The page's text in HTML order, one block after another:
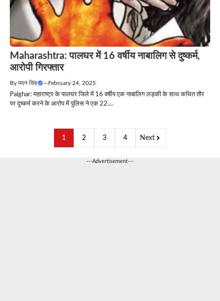
Maharashtra: पालघर में 16 वर्षीय नाबालिग से दुष्कर्म,
आरोपी गिरफ्तार
By मदन सिंह — February 24, 2025
Palghar: महाराष्ट्र के पालघर जिले में 16 वर्षीय एक नाबालिग लड़की के साथ कथित तौर
पर दुष्कर्म करने के आरोप में पुलिस ने एक 22....
1 2 3 4 Next
---Advertisement---